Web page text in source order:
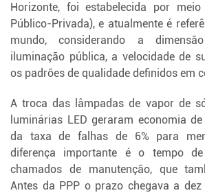
Horizonte, foi estabelecida por
Público-Privada), e atualmente é
mundo, considerando a
iluminação pública, a velocidade de
os padrões de qualidade definidos em
A troca das lâmpadas de vapor de
luminárias LED geraram economia
da taxa de falhas de 6% para
diferença importante é o tempo
chamados de manutenção, que
Antes da PPP o prazo chegava a